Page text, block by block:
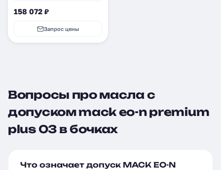
158 072 ₽
Запрос цены
Вопросы про масла с
допуском mack eo-n premium
plus 03 в бочках
Что означает допуск MACK EO-N